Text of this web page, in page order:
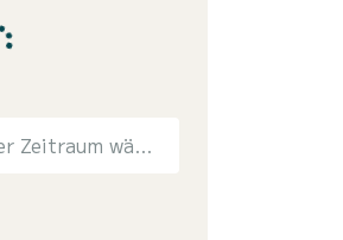
Ein Datum oder Zeitraum wählen